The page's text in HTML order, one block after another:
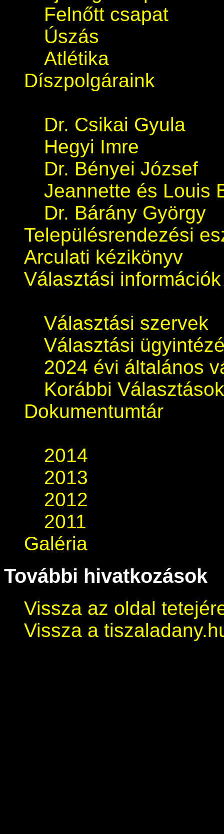
Felnőtt csapat
Úszás
Atlétika
Díszpolgáraink
Dr. Csikai Gyula
Hegyi Imre
Dr. Bényei József
Jeannette és Louis
Dr. Bárány György
Településrendezési
Arculati kézikönyv
Választási információk
Választási szervek
Választási
2024 évi általános
Korábbi Választások
Dokumentumtár
2014
2013
2012
2011
Galéria
További hivatkozások
Vissza az oldal
Vissza a